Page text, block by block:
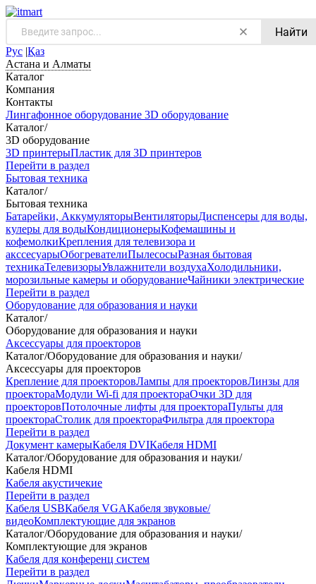
Найти
Рус |Қаз
Астана и Алматы
Каталог
Компания
Контакты
Лингафонное оборудование 3D оборудование
Каталог/
3D оборудование
3D принтерыПластик для 3D принтеров
Перейти в раздел
Бытовая техника
Каталог/
Бытовая техника
Батарейки, АккумуляторыВентиляторыДиспенсеры для воды,
кулеры для водыКондиционерыКофемашины и
кофемолкиКрепления для телевизора и
акссесуарыОбогревателиПылесосыРазная бытовая
техникаТелевизорыУвлажнители воздухаХолодильники,
морозильные камеры и оборудованиеЧайники электрические
Перейти в раздел
Оборудование для образования и науки
Каталог/
Оборудование для образования и науки
Аксессуары для проекторов
Каталог/Оборудование для образования и науки/
Аксессуары для проекторов
Крепление для проекторовЛампы для проекторовЛинзы для
проектораМодули Wi-fi для проектораОчки 3D для
проекторовПотолочные лифты для проектораПульты для
проектораСтолик для проектораФильтра для проектора
Перейти в раздел
Документ камерыКабеля DVIКабеля HDMI
Каталог/Оборудование для образования и науки/
Кабеля HDMI
Кабеля акустичекие
Перейти в раздел
Кабеля USBКабеля VGAКабеля звуковые/
видеоКомплектующие для экранов
Каталог/Оборудование для образования и науки/
Комплектующие для экранов
Кабеля для конференц систем
Перейти в раздел